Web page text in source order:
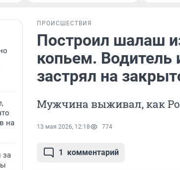
на
за
ПРОИСШЕСТВИЯ
Построил шалаш
копьем. Водитель
застрял на
Мужчина выживал, как
13 мая 2026, 12:18 774
1 комментарий